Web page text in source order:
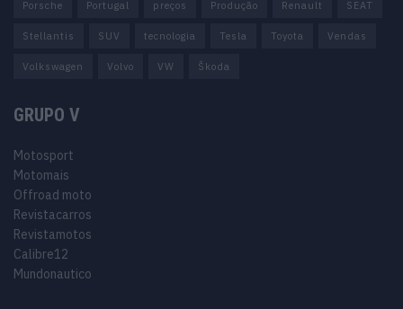
Porsche Portugal preços Produção Renault SEAT
Stellantis SUV tecnologia Tesla Toyota Vendas
Volkswagen Volvo VW Škoda
GRUPO V
Motosport
Motomais
Offroad moto
Revistacarros
Revistamotos
Calibre12
Mundonautico